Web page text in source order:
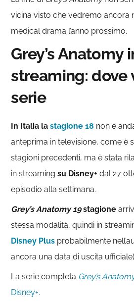
vicina visto che vedremo ancora
medical drama l’anno prossimo.
Grey’s Anatomy
streaming: dove
serie
In Italia lastagione 18 non è
anteprima in televisione, come è
stagioni precedenti, ma è stata
in streamingsu Disney+ dal 27
episodio alla settimana.
Grey’s Anatomy 19stagione
stessa modalità, quindi in
Disney Plus probabilmente
ancora una data di uscita
La serie completa Grey’s
Disney+.